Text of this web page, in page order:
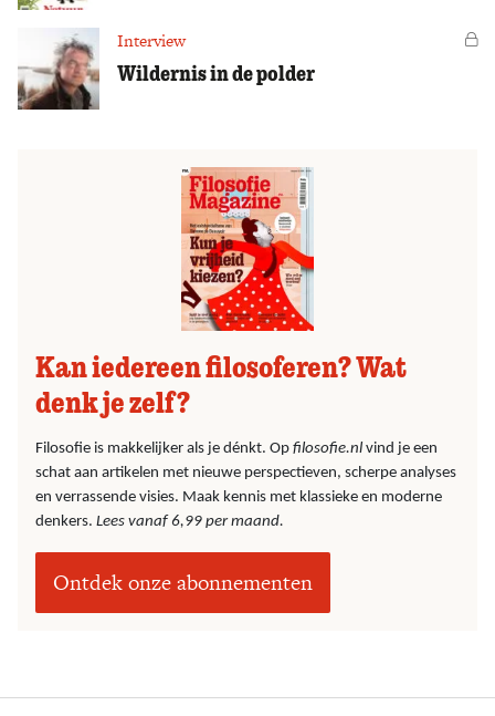
Interview
Wildernis in de polder
Kan iedereen filosoferen? Wat
denk je zelf?
Filosofie is makkelijker als je dénkt. Op filosofie.nl vind je een
schat aan artikelen met nieuwe perspectieven, scherpe analyses
en verrassende visies. Maak kennis met klassieke en moderne
denkers. Lees vanaf 6,99 per maand.
Ontdek onze abonnementen